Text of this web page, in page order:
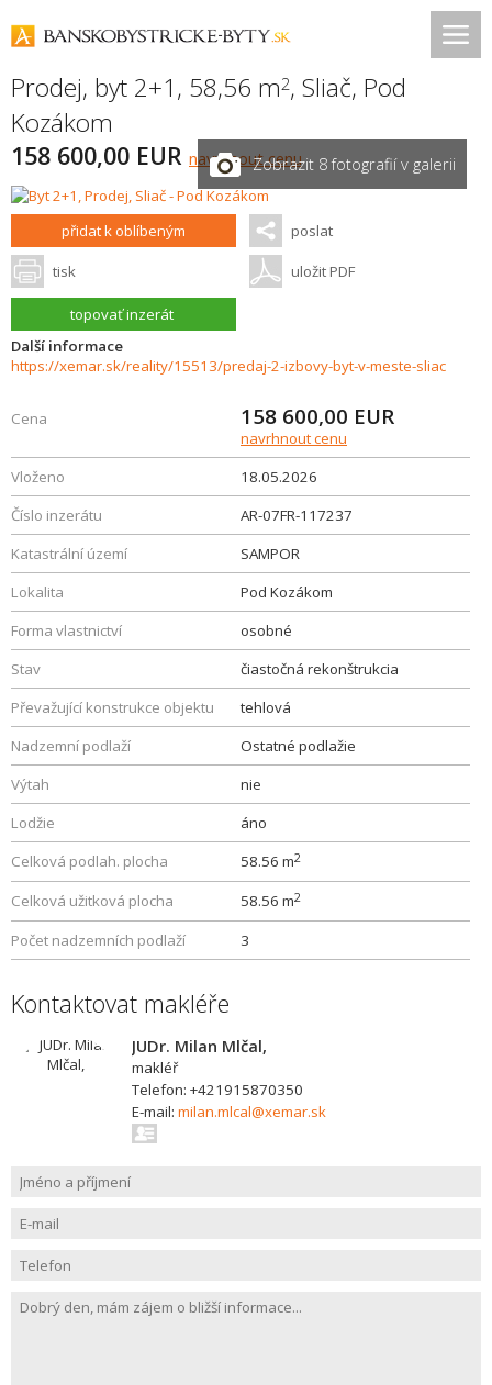
Prodej, byt 2+1, 58,56 m2, Sliač, Pod
Kozákom
158 600,00 EUR navrhnout cenuZobrazit 8 fotografií v galerii
přidat k oblíbeným poslat
tisk uložit PDF
topovať inzerát
Další informace
https://xemar.sk/reality/15513/predaj-2-izbovy-byt-v-meste-sliac
Cena 158 600,00 EUR
navrhnout cenu
Vloženo
18.05.2026
Číslo inzerátu
AR-07FR-117237
Katastrální území
SAMPOR
Lokalita
Pod Kozákom
Forma vlastnictví
osobné
Stav
čiastočná rekonštrukcia
Převažující konstrukce objektu
tehlová
Nadzemní podlaží
Ostatné podlažie
Výtah
nie
Lodžie
áno
Celková podlah. plocha
58.56 m2
Celková užitková plocha 58.56 m2
Počet nadzemních podlaží 3
Kontaktovat makléře
JUDr. Milan Mlčal,
makléř
Telefon: +421915870350
E-mail: milan.mlcal@xemar.sk